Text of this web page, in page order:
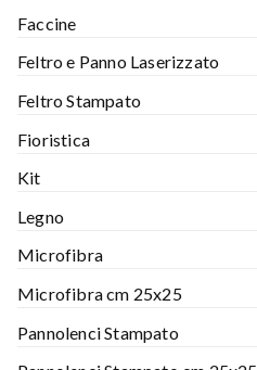
Faccine
Feltro e Panno Laserizzato
Feltro Stampato
Fioristica
Kit
Legno
Microfibra
Microfibra cm 25x25
Pannolenci Stampato